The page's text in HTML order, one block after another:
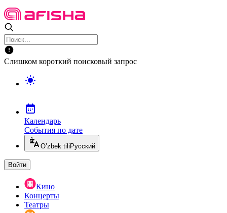
Слишком короткий поисковый запрос
Календарь
События по дате
O’zbek tili Русский
Войти
Кино
Концерты
Театры